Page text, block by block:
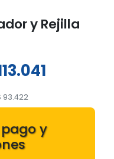
y Rejilla
93.422
y